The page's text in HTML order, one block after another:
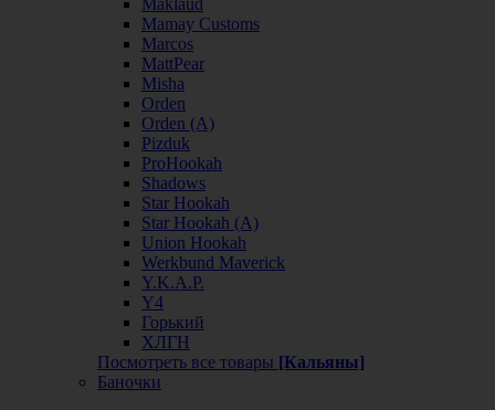
Mamay Customs
Marcos
MattPear
Misha
Orden
Orden (А)
Pizduk
ProHookah
Shadows
Star Hookah
Star Hookah (А)
Union Hookah
Werkbund Maverick
Y.K.A.P.
Y4
Горький
ХЛГН
Посмотреть все товары [Кальяны]
Баночки